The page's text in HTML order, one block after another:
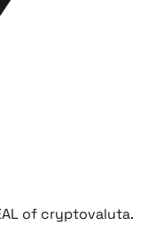
of cryptovaluta.